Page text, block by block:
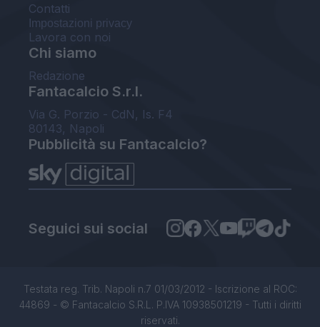
Contatti
Impostazioni privacy
Lavora con noi
Chi siamo
Redazione
Fantacalcio S.r.l.
Via G. Porzio - CdN, Is. F4
80143, Napoli
Pubblicità su Fantacalcio?
Seguici sui social
Testata reg. Trib. Napoli n.7 01/03/2012 - Iscrizione al ROC:
44869 - © Fantacalcio S.R.L. P.IVA 10938501219 - Tutti i diritti
riservati.